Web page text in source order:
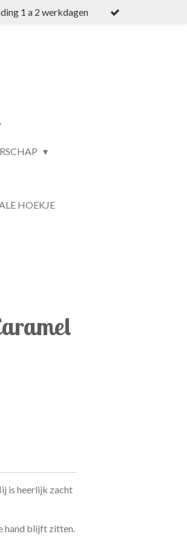
1 a 2 werkdagen
HOEKJE
is heerlijk zacht
hand blijft zitten.